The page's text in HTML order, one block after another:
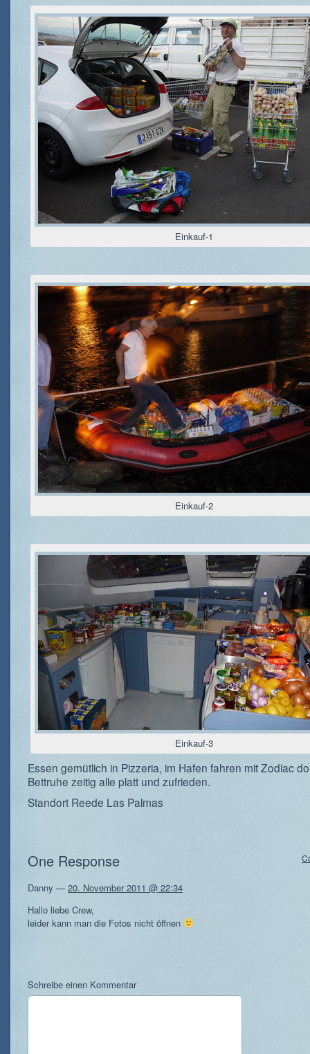
Einkauf-1
Einkauf-2
Einkauf-3
Essen gemütlich in Pizzeria, im Hafen fahren mit Zodiac
Bettruhe zeitig alle platt und zufrieden.
Standort Reede Las Palmas
One Response
Danny — 20. November 2011 @ 22:34
Hallo liebe Crew,
leider kann man die Fotos nicht öffnen
Schreibe einen Kommentar